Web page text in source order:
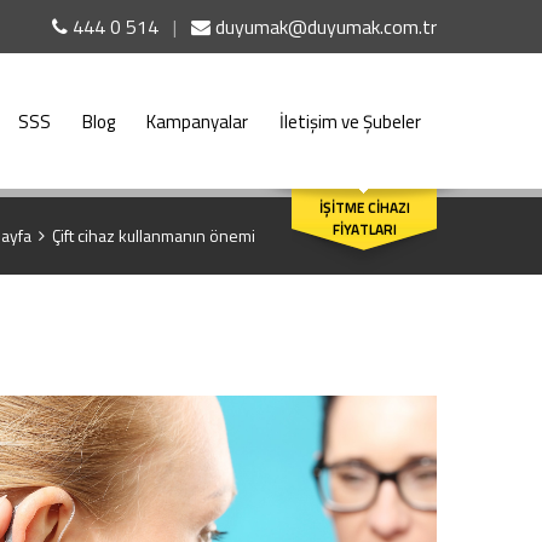
444 0 514 | duyumak@duyumak.com.tr
SSS Blog Kampanyalar İletişim ve Şubeler
ARA
İŞİTME CİHAZI
FİYATLARI
Çift cihaz kullanmanın önemi